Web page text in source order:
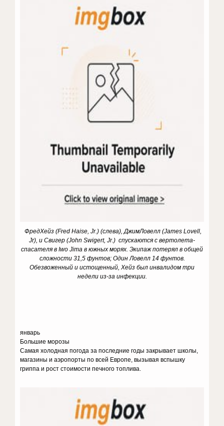
ФредХейз(Fred Haise, Jr.) (слева),ДжимЛовелл (James Lovell,
Jr), и Свигер (John Swigert, Jr.) спускаются с вертолета-
спасателя в Iwo Jima в южных морях. Экипаж потерял в общей
сложности 31,5 фунтов; Один Ловелл 14 фунтов.
Обезвоженный и истощенный, Хейз был инвалидом три
недели из-за инфекции.
январь
Большие морозы
Самая холодная погода за последние годы закрывает школы,
магазины и аэропорты по всей Европе, вызывая вспышку
гриппа и рост стоимости печного топлива.